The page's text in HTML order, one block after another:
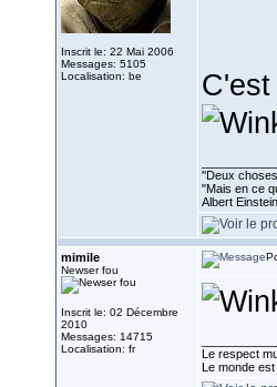
Inscrit le: 22 Mai 2006
Messages: 5105
Localisation: be
''Deux
"Mais en ce
Albert
mimile
Newser fou
Inscrit le: 02 Décembre
2010
Messages: 14715
Localisation: fr
Le respect
Le monde